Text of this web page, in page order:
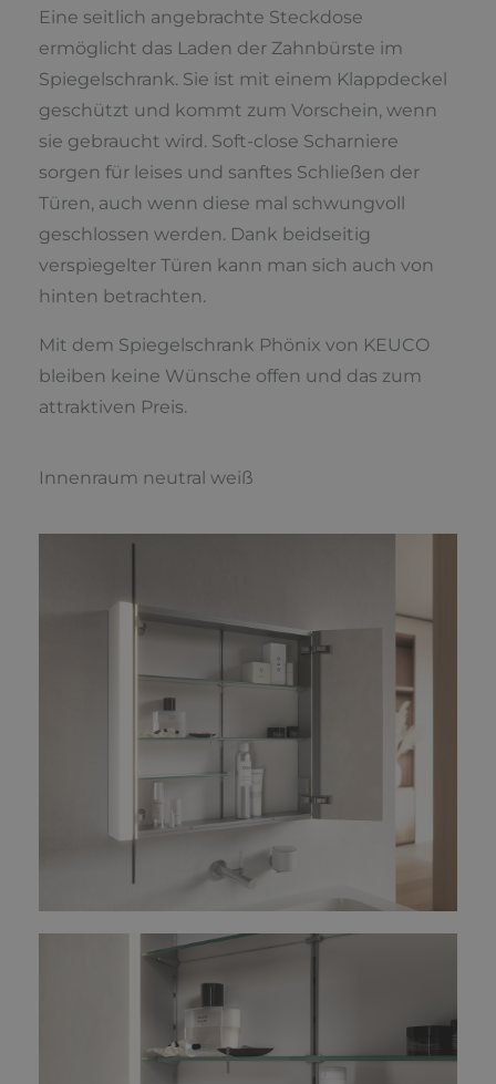
Eine seitlich angebrachte Steckdose
ermöglicht das Laden der Zahnbürste im
Spiegelschrank. Sie ist mit einem Klappdeckel
geschützt und kommt zum Vorschein, wenn
sie gebraucht wird. Soft-close Scharniere
sorgen für leises und sanftes Schließen der
Türen, auch wenn diese mal schwungvoll
geschlossen werden. Dank beidseitig
verspiegelter Türen kann man sich auch von
hinten betrachten.
Mit dem Spiegelschrank Phönix von KEUCO
bleiben keine Wünsche offen und das zum
attraktiven Preis.
Innenraum neutral weiß